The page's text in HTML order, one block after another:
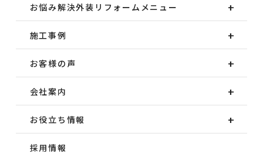
お悩み解決外装 リフォームメニュー
施工事例
お客様の声
会社案内
お役立ち情報
採用情報